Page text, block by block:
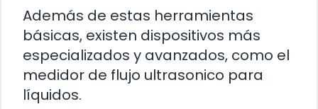
Además de estas herramientas
básicas, existen dispositivos más
especializados y avanzados, como el
medidor de flujo ultrasonico para
líquidos.